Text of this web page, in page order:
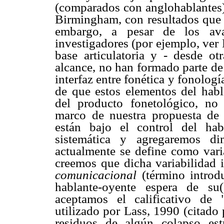
(comparados con
Birmingham, con resultados que
embargo, a pesar de los
investigadores (por ejemplo,
base articulatoria y - desde
alcance, no han formado parte
interfaz entre fonética y
de que estos elementos del
del producto fonetológico, no
marco de nuestra propuesta
están bajo el control del
sistemática y agregaremos
actualmente se define como
creemos que dicha
comunicacional (término
hablante-oyente espera de
aceptamos el calificativo de
utilizado por Lass, 1990 (citado